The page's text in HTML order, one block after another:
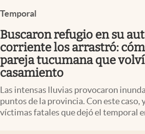
Negocios
Columnistas
Otras secciones
Apertura
Infotechnology
Clase
Temporal
Buscaron refugio en su
corriente los arrastró:
pareja tucumana que
casamiento
Las intensas lluvias provocaron
puntos de la provincia. Con este caso,
víctimas fatales que dejó el temporal